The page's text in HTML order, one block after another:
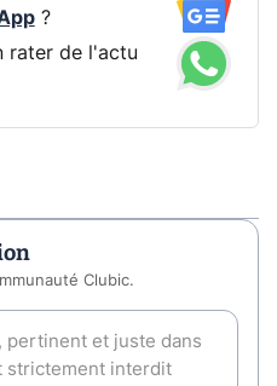
?
rater de l'actu
Clubic.